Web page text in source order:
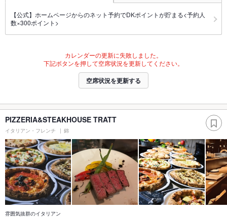
【公式】ホームページからのネット予約でDKポイントが貯まる<予約人
数×300ポイント>
カレンダーの更新に失敗しました。
下記ボタンを押して空席状況を更新してください。
空席状況を更新する
PIZZERIA&STEAKHOUSE TRATT
イタリアン・フレンチ 錦
雰囲気抜群のイタリアン